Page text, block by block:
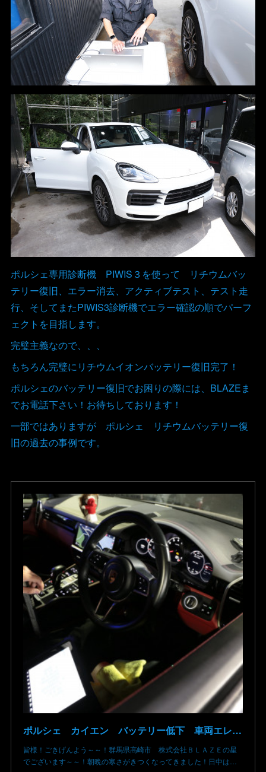
ポルシェ専用診断機 PIWIS３を使って リチウムバッ
テリー復旧、エラー消去、アクティブテスト、テスト走
行、そしてまたPIWIS3診断機でエラー確認の順でパーフ
ェクトを目指します。
完璧主義なので、、、
もちろん完璧にリチウムイオンバッテリー復旧完了！
ポルシェのバッテリー復旧でお困りの際には、BLAZEま
でお電話下さい！お待ちしております！
一部ではありますが ポルシェ リチウムバッテリー復
旧の過去の事例です。
ポルシェ カイエン バッテリー低下 車両エレクトリカルシステムエラー リチウムイオンバッテリー復旧 バッテリー上がり 充電できない ポルシェ修理 現車無し修理 群馬県 高崎市 株式会社BLAZE
皆様！ごきげんよう～～！群馬県高崎市 株式会社ＢＬＡＺＥの星
でございます～～！朝晩の寒さがきつくなってきました！日中は…